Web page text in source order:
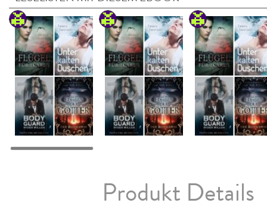
Produkt Details